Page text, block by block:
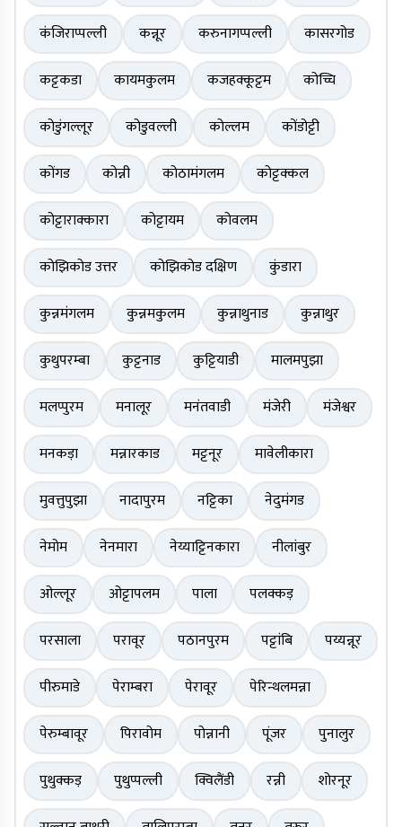
कंजिराप्पल्ली
कन्नूर करुनागप्पल्ली
कासरगोड
कट्टकडा
कायमकुलम कजहक्कूट्टम
कोच्चि
कोडुंगल्लूर
कोडुवल्ली कोल्लम
कोंडोट्टी
कोंगड
कोन्नी कोठामंगलम
कोट्टक्कल
कोट्टाराक्कारा
कोट्टायम
कोवलम
कोझिकोड उत्तर
कोझिकोड दक्षिण
कुंडारा
कुन्नमंगलम
कुन्नमकुलम कुन्नाथुनाड
कुन्नाथुर
कुथुपरम्बा
कुट्टनाड कुट्टियाडी
मालमपुझा
मलप्पुरम
मनालूर मनंतवाडी मंजेरी
मंजेश्वर
मनकड़ा
मन्नारकाड मट्टनूर
मावेलीकारा
मुवत्तुपुझा
नादापुरम नट्टिका
नेदुमंगड
नेमोम
नेनमारा नेय्याट्टिनकारा
नीलांबुर
ओल्लूर
ओट्टापलम पाला
पलक्कड़
परसाला
परावूर पठानपुरम पट्टांबि
पय्यन्नूर
पीरुमाडे
पेराम्बरा पेरावूर
पेरिन्थलमन्ना
पेरुम्बावूर
पिरावोम पोन्नानी पूंजर
पुनालुर
पुथुक्कड़
पुथुप्पल्ली क्विलैंडी रन्नी
शोरनूर